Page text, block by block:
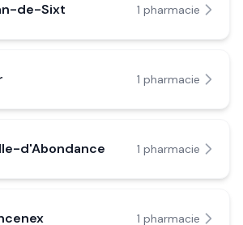
de-Sixt 1 pharmacie
1 pharmacie
d'Abondance 1 pharmacie
1 pharmacie